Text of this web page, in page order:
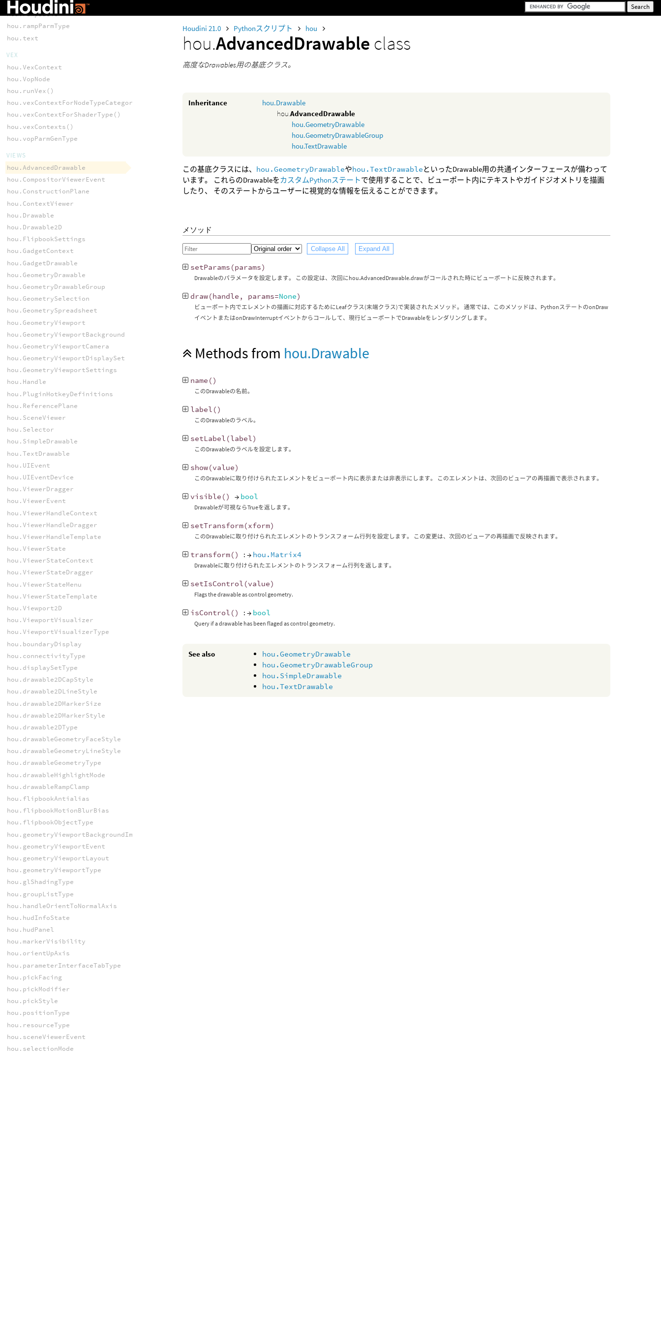
Houdini 21.0 Pythonスクリプト hou
hou.AdvancedDrawable class
高度なDrawables用の基底クラス。
Inheritance
hou.Drawable
hou.AdvancedDrawable
hou.GeometryDrawable
hou.GeometryDrawableGroup
hou.TextDrawable
この基底クラスには、 hou.GeometryDrawableやhou.TextDrawableといったDrawable用の共通インターフェースが備わって
います。 これらのDrawableをカスタムPythonステートで使用することで、ビューポート内にテキストやガイドジオメトリを描画
したり、 そのステートからユーザーに視覚的な情報を伝えることができます。
メソッド
Collapse All Expand All
setParams (params)
Drawableのパラメータを設定します。 この設定は、次回にhou.AdvancedDrawable.drawがコールされた時にビューポートに反映されます。
draw(handle , params=None)
ビューポート内でエレメントの描画に対応するためにLeafクラス(末端クラス)で実装されたメソッド。 通常では、このメソッドは、PythonステートのonDraw
イベントまたはonDrawInterruptイベントからコールして、現行ビューポートでDrawableをレンダリングします。
Methods from hou.Drawable
name ()
このDrawableの名前。
label ()
このDrawableのラベル。
setLabel (label)
このDrawableのラベルを設定します。
show(value)
このDrawableに取り付けられたエレメントをビューポート内に表示または非表示にします。 このエレメントは、次回のビューアの再描画で表示されます。
visible () → bool
Drawableが可視ならTrueを返します。
setTransform(xform)
このDrawableに取り付けられたエレメントのトランスフォーム行列を設定します。 この変更は、次回のビューアの再描画で反映されます。
transform() : → hou.Matrix4
Drawableに取り付けられたエレメントのトランスフォーム行列を返します。
setIsControl (value)
Flags the drawable as control geometry.
isControl () : → bool
Query if a drawable has been flaged as control geometry.
See also
hou.GeometryDrawable
hou.GeometryDrawableGroup
hou.SimpleDrawable
hou.TextDrawable
hou.hipExtension()
hou.rampBasis
hou.rampParmType
hou.text
VEX
hou.VexContext
hou.VopNode
hou.runVex()
hou.vexContextForNodeTypeCategory()
hou.vexContextForShaderType()
hou.vexContexts()
hou.vopParmGenType
VIEWS
hou.AdvancedDrawable
hou.CompositorViewerEvent
hou.ConstructionPlane
hou.ContextViewer
hou.Drawable
hou.Drawable2D
hou.FlipbookSettings
hou.GadgetContext
hou.GadgetDrawable
hou.GeometryDrawable
hou.GeometryDrawableGroup
hou.GeometrySelection
hou.GeometrySpreadsheet
hou.GeometryViewport
hou.GeometryViewportBackground
hou.GeometryViewportCamera
hou.GeometryViewportDisplaySet
hou.GeometryViewportSettings
hou.Handle
hou.PluginHotkeyDefinitions
hou.ReferencePlane
hou.SceneViewer
hou.Selector
hou.SimpleDrawable
hou.TextDrawable
hou.UIEvent
hou.UIEventDevice
hou.ViewerDragger
hou.ViewerEvent
hou.ViewerHandleContext
hou.ViewerHandleDragger
hou.ViewerHandleTemplate
hou.ViewerState
hou.ViewerStateContext
hou.ViewerStateDragger
hou.ViewerStateMenu
hou.ViewerStateTemplate
hou.Viewport2D
hou.ViewportVisualizer
hou.ViewportVisualizerType
hou.boundaryDisplay
hou.connectivityType
hou.displaySetType
hou.drawable2DCapStyle
hou.drawable2DLineStyle
hou.drawable2DMarkerSize
hou.drawable2DMarkerStyle
hou.drawable2DType
hou.drawableGeometryFaceStyle
hou.drawableGeometryLineStyle
hou.drawableGeometryType
hou.drawableHighlightMode
hou.drawableRampClamp
hou.flipbookAntialias
hou.flipbookMotionBlurBias
hou.flipbookObjectType
hou.geometryViewportBackgroundImageFitMode
hou.geometryViewportEvent
hou.geometryViewportLayout
hou.geometryViewportType
hou.glShadingType
hou.groupListType
hou.handleOrientToNormalAxis
hou.hudInfoState
hou.hudPanel
hou.markerVisibility
hou.orientUpAxis
hou.parameterInterfaceTabType
hou.pickFacing
hou.pickModifier
hou.pickStyle
hou.positionType
hou.resourceType
hou.sceneViewerEvent
hou.selectionMode